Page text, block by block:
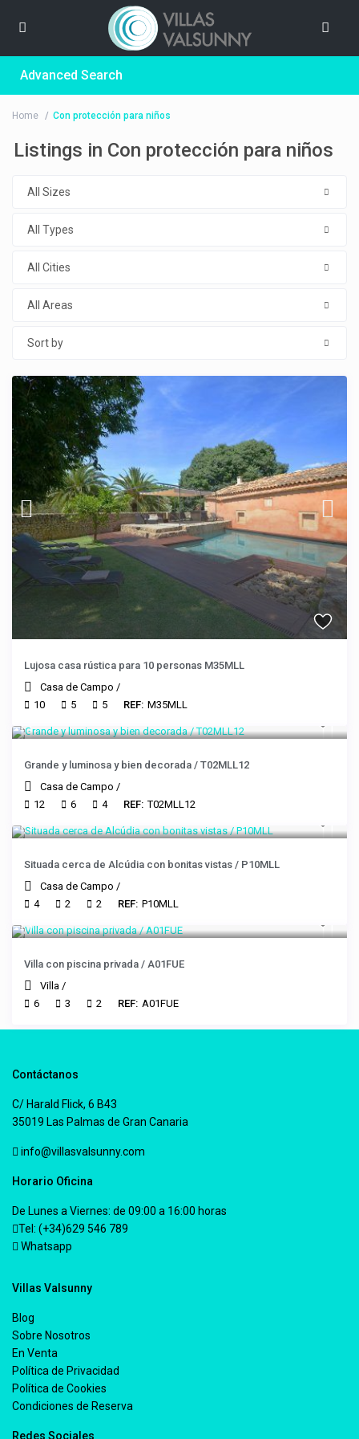
Advanced Search
Home Con protección para niños
Listings in Con protección para niños
All Sizes
All Types
All Cities
All Areas
Sort by
Lujosa casa rústica para 10 personas M35MLL
Casa de Campo /
10
5 5 REF: M35MLL
Grande y luminosa y bien decorada / T02MLL12
Casa de Campo /
12
6 4 REF: T02MLL12
Situada cerca de Alcúdia con bonitas vistas / P10MLL
Casa de Campo /
4
2 2 REF: P10MLL
Villa con piscina privada / A01FUE
Villa /
6
3 2 REF: A01FUE
Contáctanos
C/ Harald Flick, 6 B43
35019 Las Palmas de Gran Canaria
info@villasvalsunny.com
Horario Oficina
De Lunes a Viernes: de 09:00 a 16:00 horas
Tel: (+34)629 546 789
Whatsapp
Villas Valsunny
Blog
Sobre Nosotros
En Venta
Política de Privacidad
Política de Cookies
Condiciones de Reserva
Redes Sociales